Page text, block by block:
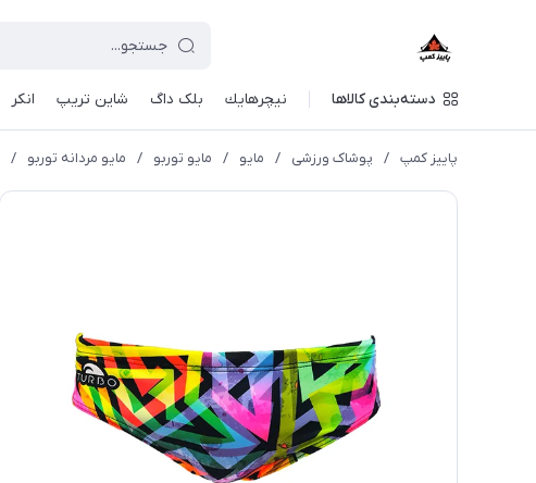
دسته‌بندی کالاها نيچرهايك بلک داگ شاین تریپ انکر
پاییز کمپ / پوشاک ورزشی / مايو / مایو توربو / مایو مردانه توربو /